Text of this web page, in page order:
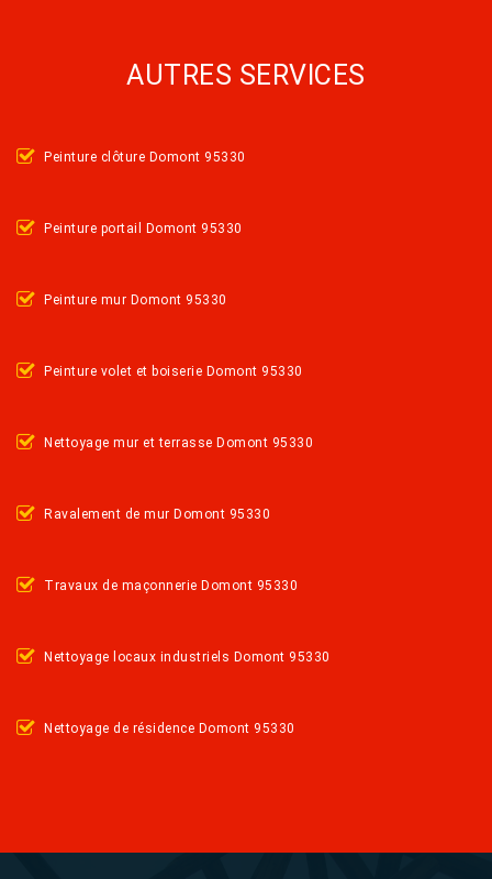
AUTRES SERVICES
Peinture clôture Domont 95330
Peinture portail Domont 95330
Peinture mur Domont 95330
Peinture volet et boiserie Domont 95330
Nettoyage mur et terrasse Domont 95330
Ravalement de mur Domont 95330
Travaux de maçonnerie Domont 95330
Nettoyage locaux industriels Domont 95330
Nettoyage de résidence Domont 95330